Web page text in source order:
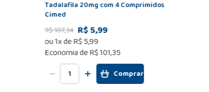
Tadalafila 20mg com 4 Comprimidos
Cimed
R$107,34 R$ 5,99
ou1x deR$5,99
Economia deR$ 101,35
Comprar